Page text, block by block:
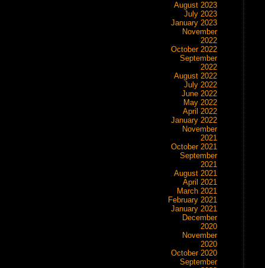
August 2023
July 2023
January 2023
November
2022
October 2022
September
2022
August 2022
July 2022
June 2022
May 2022
April 2022
January 2022
November
2021
October 2021
September
2021
August 2021
April 2021
March 2021
February 2021
January 2021
December
2020
November
2020
October 2020
September